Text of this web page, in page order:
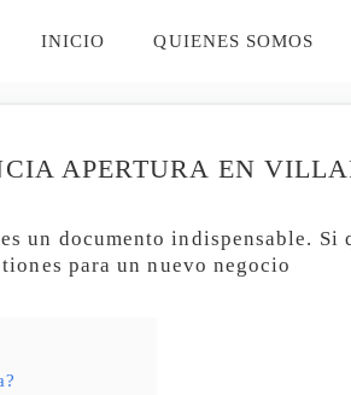
INICIO QUIENES SOMOS
APERTURA EN
un documento indispensable. Si
para un nuevo negocio